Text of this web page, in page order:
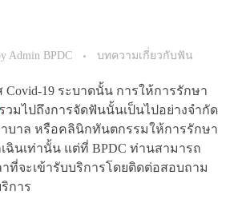
Admin BPDC บทความเกี่ยวกับฟัน
Covid-19 ระบาดนั้น การให้การรักษา
รวมไปถึงการจัดฟันนั้นเป็นไปอย่างจำกัด
าบาล หรือคลินิกทันตกรรมให้การรักษา
ฉินเท่านั้น แต่ที่ BPDC ท่านสามารถ
ที่จะเข้ารับบริการโดยติดต่อสอบถาม
การ